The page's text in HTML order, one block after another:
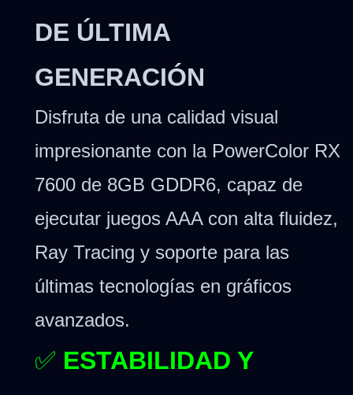
DE ÚLTIMA
GENERACIÓN
Disfruta de una calidad visual
impresionante con la PowerColor RX
7600 de 8GB GDDR6, capaz de
ejecutar juegos AAA con alta fluidez,
Ray Tracing y soporte para las
últimas tecnologías en gráficos
avanzados.
✅ ESTABILIDAD Y